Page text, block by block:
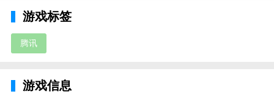
游戏标签
腾讯
游戏信息